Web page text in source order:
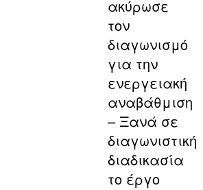
ακύρωσε
τον
διαγωνισμό
για την
ενεργειακή
αναβάθμιση
– Ξανά σε
διαγωνιστική
διαδικασία
το έργο